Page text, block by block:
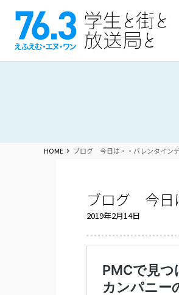
HOME ブログ 今日は・・バレンタイン
ブログ 今日
2019年2月14日